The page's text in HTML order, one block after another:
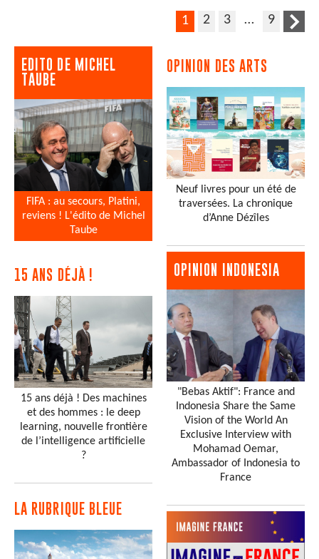
1 2 3 … 9
EDITO DE MICHEL
TAUBE
FIFA : au secours, Platini,
reviens ! L'édito de Michel
Taube
15 ANS DÉJÀ !
15 ans déjà ! Des machines
et des hommes : le deep
learning, nouvelle frontière
de l’intelligence artificielle
?
LA RUBRIQUE BLEUE
OPINION DES ARTS
Neuf livres pour un été de
traversées. La chronique
d’Anne Dézîles
OPINION INDONESIA
"Bebas Aktif": France and
Indonesia Share the Same
Vision of the World An
Exclusive Interview with
Mohamad Oemar,
Ambassador of Indonesia to
France